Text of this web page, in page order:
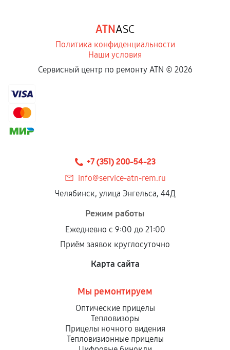
ATNASC
Политика конфиденциальности
Наши условия
Сервисный центр по ремонту ATN © 2026
+7 (351) 200-54-23
info@service-atn-rem.ru
Челябинск, улица Энгельса, 44Д
Режим работы
Ежедневно с 9:00 до 21:00
Приём заявок круглосуточно
Карта сайта
Мы ремонтируем
Оптические прицелы
Тепловизоры
Прицелы ночного видения
Тепловизионные прицелы